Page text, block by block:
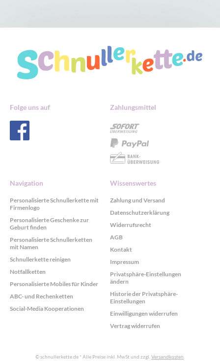
Folge uns auf Zahlungsmittel
Navigation
Personalisierte Schnullerkette mit
Firmenlogo
Personalisierte Geschenke zur
Geburt finden
Personalisierte Schnullerketten
mit Namen
Schnullerkette reinigen
Notfallketten
Personalisierte Mobiles für Kinder
ABC- und Rechenketten
Social-Media Kooperationen
Wissenswertes
Zahlung und Versand
Datenschutzerklärung
Widerrufsrecht
AGB
Kontakt
Impressum
Privatsphäre-Einstellungen
ändern
Historie der Privatsphäre-
Einstellungen
Einwilligungen widerrufen
Vertrag widerrufen
© schnullerkette.de * Alle Preise inkl. MwSt und zzgl. Versandkosten